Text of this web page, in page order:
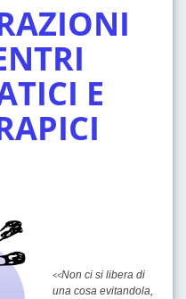
E
<<Non ci si libera di
una cosa evitandola,